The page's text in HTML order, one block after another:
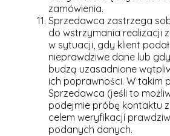
zamówienia.
Sprzedawca zastrzega
do wstrzymania realizacji
w sytuacji, gdy klient podał
nieprawdziwe dane lub
budzą uzasadnione
ich poprawności. W takim
Sprzedawca (jeśli to
podejmie próbę kontaktu z
celem weryfikacji
podanych danych.